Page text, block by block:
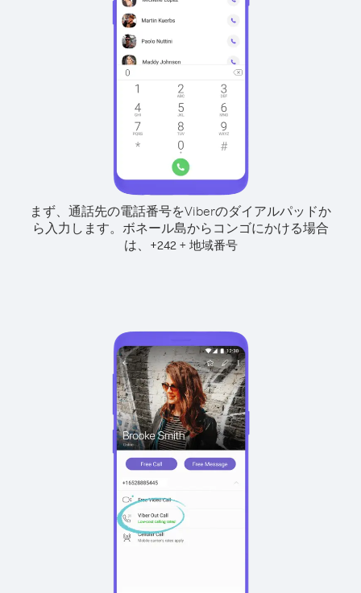
まず、通話先の電話番号をViberのダイアルパッドか
ら入力します。 ボネール島からコンゴにかける場合
は、
+242+ 地域番号